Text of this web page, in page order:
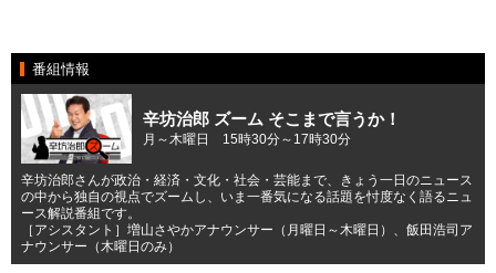
番組情報
辛坊治郎 ズーム そこまで言うか！
月～木曜日 15時30分～17時30分
辛坊治郎さんが政治・経済・文化・社会・芸能まで、きょう一日のニュース
の中から独自の視点でズームし、いま一番気になる話題を忖度なく語るニュ
ース解説番組です。
［アシスタント］増山さやかアナウンサー（月曜日～木曜日）、飯田浩司ア
ナウンサー（木曜日のみ）